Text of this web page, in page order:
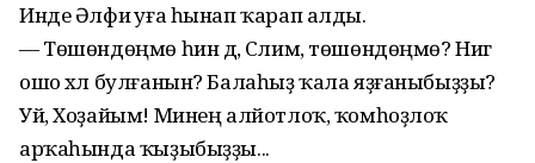
Инде Әлфиә уға һынап ҡарап алды.
— Төшөндөңмө һин дә, Сәлим, төшөндөңмө? Нигә
ошо хәл булғанын? Балаһыҙ ҡала яҙғаныбыҙҙы?
Уй, Хоҙайым! Минең алйотлоҡ, ҡомһоҙлоҡ
арҡаһында ҡыҙыбыҙҙы...